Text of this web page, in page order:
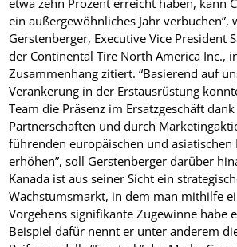
ein außergewöhnliches Jahr verbuchen”,
Gerstenberger, Executive Vice President
der Continental Tire North America Inc.,
Zusammenhang zitiert. “Basierend auf
Verankerung in der Erstausrüstung
Team die Präsenz im Ersatzgeschäft
Partnerschaften und durch
führenden europäischen und asiatischen
erhöhen”, soll Gerstenberger darüber
Kanada ist aus seiner Sicht ein
Wachstumsmarkt, in dem man mithilfe
Vorgehens signifikante Zugewinne habe
Beispiel dafür nennt er unter anderem